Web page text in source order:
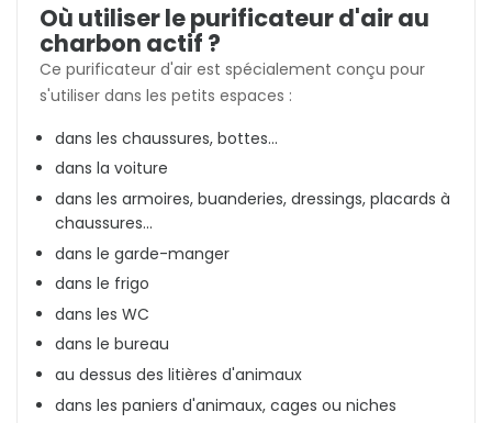
Où utiliser le purificateur d'air au
charbon actif ?
Ce purificateur d'air est spécialement conçu pour
s'utiliser dans les petits espaces :
dans les chaussures, bottes...
dans la voiture
dans les armoires, buanderies, dressings, placards à
chaussures...
dans le garde-manger
dans le frigo
dans les WC
dans le bureau
au dessus des litières d'animaux
dans les paniers d'animaux, cages ou niches